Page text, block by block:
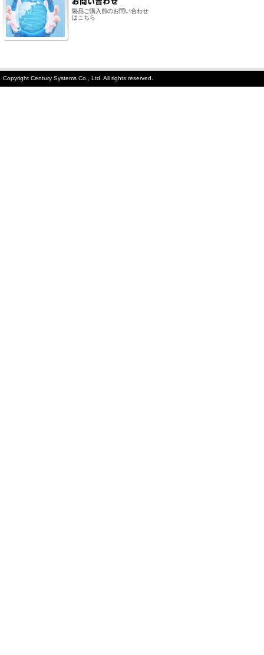
製品ご購入前のお問い合わせ
はこちら
Copyright Century Systems Co., Ltd. All rights reserved.